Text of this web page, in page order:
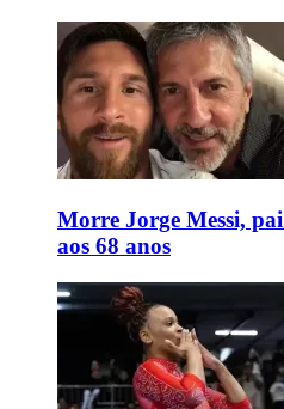
Morre Jorge Messi,
aos 68 anos